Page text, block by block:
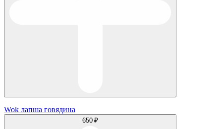
Wok лапша говядина
650 ₽